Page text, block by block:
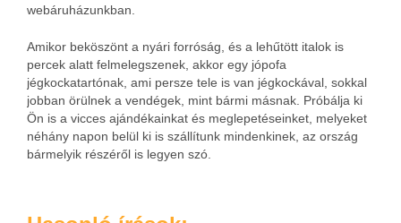
webáruházunkban.
Amikor beköszönt a nyári forróság, és a lehűtött italok is
percek alatt felmelegszenek, akkor egy jópofa
jégkockatartónak, ami persze tele is van jégkockával, sokkal
jobban örülnek a vendégek, mint bármi másnak. Próbálja ki
Ön is a vicces ajándékainkat és meglepetéseinket, melyeket
néhány napon belül ki is szállítunk mindenkinek, az ország
bármelyik részéről is legyen szó.